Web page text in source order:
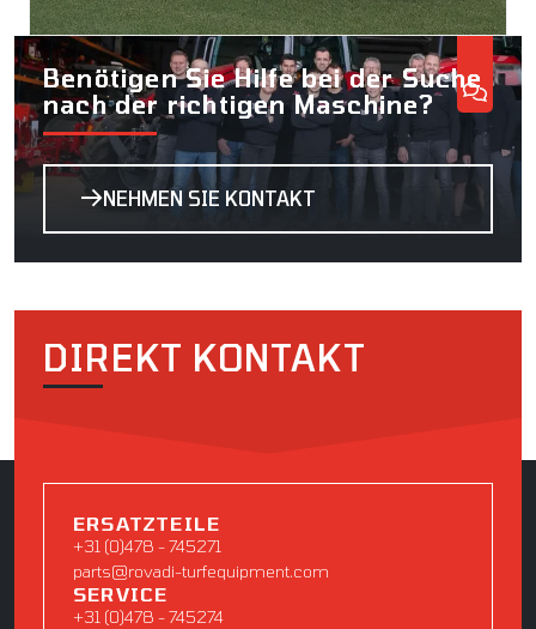
Benötigen Sie Hilfe bei der Suche
nach der richtigen Maschine?
NEHMEN SIE KONTAKT
DIREKT KONTAKT
ERSATZTEILE
+31 (0)478 - 745271
parts@rovadi-turfequipment.com
SERVICE
+31 (0)478 - 745274